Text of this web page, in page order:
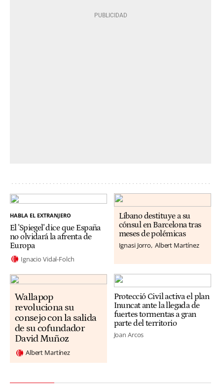
HABLA EL EXTRANJERO
El 'Spiegel' dice que España
no olvidará la afrenta de
Europa
Ignacio Vidal-Folch
Líbano destituye a su
cónsul en Barcelona tras
meses de polémicas
Ignasi Jorro Albert Martínez
Wallapop
revoluciona su
consejo con la salida
de su cofundador
David Muñoz
Albert Martínez
Protecció Civil activa el plan
Inuncat ante la llegada de
fuertes tormentas a gran
parte del territorio
Joan Arcos